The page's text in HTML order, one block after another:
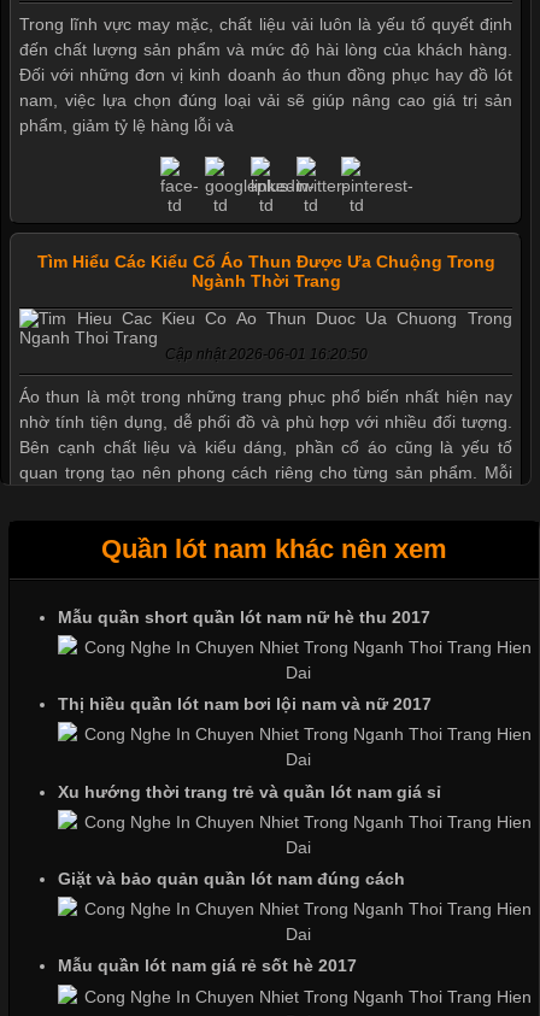
Trong lĩnh vực may mặc, chất liệu vải luôn là yếu tố quyết định
đến chất lượng sản phẩm và mức độ hài lòng của khách hàng.
Đối với những đơn vị kinh doanh áo thun đồng phục hay đồ lót
nam, việc lựa chọn đúng loại vải sẽ giúp nâng cao giá trị sản
phẩm, giảm tỷ lệ hàng lỗi và
Tìm Hiểu Các Kiểu Cổ Áo Thun Được Ưa Chuộng Trong
Ngành Thời Trang
Cập nhật 2026-06-01 16:20:50
Áo thun là một trong những trang phục phổ biến nhất hiện nay
nhờ tính tiện dụng, dễ phối đồ và phù hợp với nhiều đối tượng.
Bên cạnh chất liệu và kiểu dáng, phần cổ áo cũng là yếu tố
quan trọng tạo nên phong cách riêng cho từng sản phẩm. Mỗi
Những Mẫu Áo Thun Đồng Phục Công Ty Được Ưa
Chuộng Hiện Nay
Cập nhật 2026-06-01 14:23:34
Trong môi trường kinh doanh hiện đại, việc xây dựng hình ảnh
chuyên nghiệp đóng vai trò quan trọng đối với sự phát triển của
doanh nghiệp. Một trong những giải pháp hiệu quả được nhiều
đơn vị lựa chọn hiện nay là sử dụng áo thun đồng phục công ty.
Không chỉ giúp tạo sự đồng bộ, áo thun
Chất Liệu Lycra Có Gì Đặc Biệt Trong Ngành Thời Trang?
Quần lót nam khác nên xem
Mẫu quần short quần lót nam nữ hè thu 2017
Thị hiều quần lót nam bơi lội nam và nữ 2017
Xu hướng thời trang trẻ và quần lót nam giá sỉ
Giặt và bảo quản quần lót nam đúng cách
Mẫu quần lót nam giá rẻ sốt hè 2017